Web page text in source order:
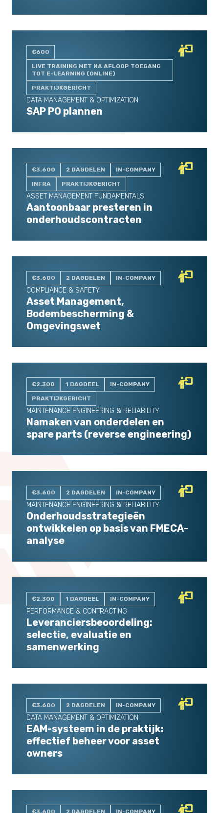
€600
LIVE TRAINING MET NA AFLOOP TOEGANG
TOT E-LEARNING (ONLINE)
PRAKTIJKGERICHT
DATA MANAGEMENT & OPTIMIZATION
SAP PO plannen
€3.600 2 DAGDELEN IN-COMPANY
INFRA PRAKTIJKGERICHT
ASSET MANAGEMENT FUNDAMENTALS
Aantoonbaar presteren in
onderhoudscontracten
€3.600 2 DAGDELEN IN-COMPANY
COMPLIANCE & SAFETY
Asset Management,
Bodembescherming &
Omgevingswet
€2.300 1 DAGDEEL IN-COMPANY
PRAKTIJKGERICHT
MAINTENANCE ENGINEERING & RELIABILITY
Namaken van onderdelen en
spare parts (reverse engineering)
€3.600 2 DAGDELEN IN-COMPANY
MAINTENANCE ENGINEERING & RELIABILITY
Onderhoudsstrategieën
ontwikkelen op basis van FMECA-
analyse
€2.300 1 DAGDEEL IN-COMPANY
PERFORMANCE & CONTRACTING
Leveranciersbeoordeling:
selectie, evaluatie en
samenwerking
€3.600 2 DAGDELEN IN-COMPANY
DATA MANAGEMENT & OPTIMIZATION
EAM-systeem in de praktijk:
effectief beheer voor asset
owners
€3.600 2 DAGDELEN IN-COMPANY